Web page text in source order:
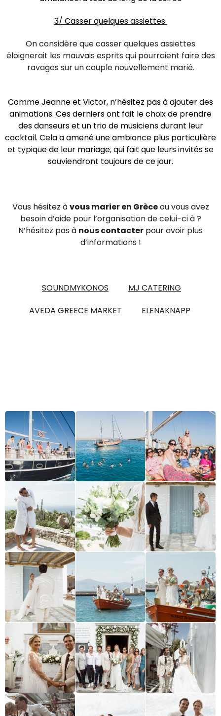
3/ Casser quelques assiettes
On considère que casser quelques assiettes
éloignerait les mauvais esprits qui pourraient faire des
ravages sur un couple nouvellement marié.
Comme Jeanne et Victor, n’hésitez pas à ajouter des
animations. Ces derniers ont fait le choix de prendre
des danseurs et un trio de musiciens durant leur
cocktail. Cela a amené une ambiance plus particulière
et typique de leur mariage, qui fait que leurs invités se
souviendront toujours de ce jour.
Vous hésitez àvous marier en Grèceou vous avez
besoin d’aide pour l’organisation de celui-ci à ?
N’hésitez pas à nous contacter pour avoir plus
d’informations !
SOUNDMYKONOS
MJ CATERING
AVEDA GREECE MARKET ELENAKNAPP